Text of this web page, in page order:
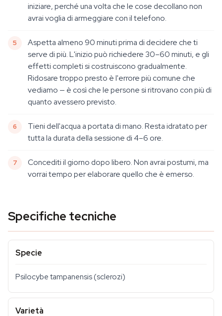
iniziare, perché una volta che le cose decollano non
avrai voglia di armeggiare con il telefono.
Aspetta almeno 90 minuti prima di decidere che ti
serve di più. L'inizio può richiedere 30–60 minuti, e gli
effetti completi si costruiscono gradualmente.
Ridosare troppo presto è l'errore più comune che
vediamo — è così che le persone si ritrovano con più di
quanto avessero previsto.
Tieni dell'acqua a portata di mano. Resta idratato per
tutta la durata della sessione di 4–6 ore.
Concediti il giorno dopo libero. Non avrai postumi, ma
vorrai tempo per elaborare quello che è emerso.
Specifiche tecniche
Specie
Psilocybe tampanensis (sclerozi)
Varietà